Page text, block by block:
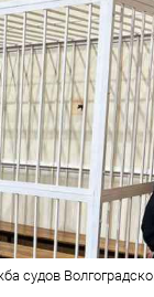
судов